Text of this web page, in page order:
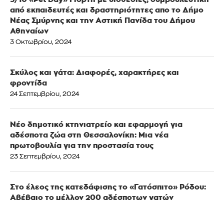
από εκπαιδευτές και δραστηριότητες απο το Δήμο
Νέας Σμύρνης και την Αστική Πανίδα του Δήμου
Αθηναίων
3 Οκτωβρίου, 2024
Σκύλος και γάτα: Διαφορές, χαρακτήρες και
φροντίδα
24 Σεπτεμβρίου, 2024
Νέο δημοτικό κτηνιατρείο και εφαρμογή για
αδέσποτα ζώα στη Θεσσαλονίκη: Μια νέα
πρωτοβουλία για την προστασία τους
23 Σεπτεμβρίου, 2024
Στο έλεος της κατεδάφισης το «Γατόσπιτο» Ρόδου:
Αβέβαιο το μέλλον 200 αδέσποτων γατών